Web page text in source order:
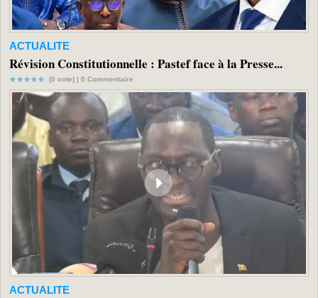
ACTUALITE
Révision Constitutionnelle : Pastef face à la Presse...
(0 vote) | 0 Commentaire
ACTUALITE